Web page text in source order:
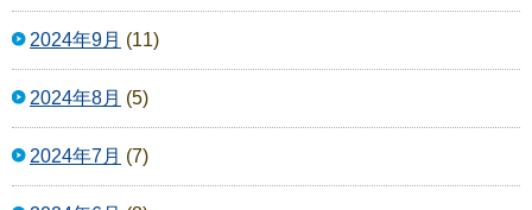
2024年9月 (11)
2024年8月 (5)
2024年7月 (7)